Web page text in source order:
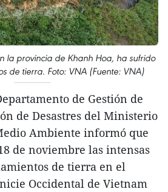
la provincia de Khanh Hoa, ha sufrido
de tierra. Foto: VNA (Fuente: VNA)
de Gestión de
de Desastres del Ministerio
Ambiente informó que
de noviembre las intensas
de tierra en el
Occidental de Vietnam